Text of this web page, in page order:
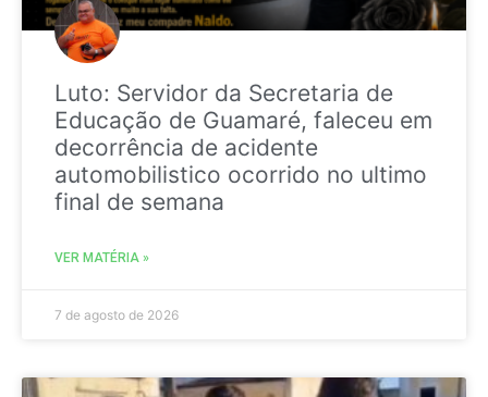
Luto: Servidor da Secretaria de
Educação de Guamaré, faleceu em
decorrência de acidente
automobilistico ocorrido no ultimo
final de semana
VER MATÉRIA »
7 de agosto de 2026